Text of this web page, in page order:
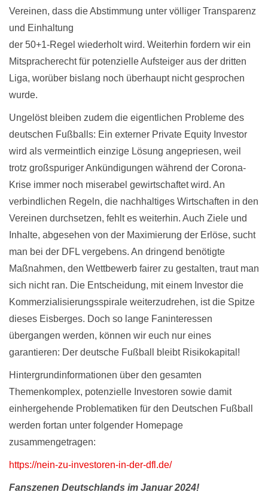
Vereinen, dass die Abstimmung unter völliger Transparenz
und Einhaltung
der 50+1-Regel wiederholt wird. Weiterhin fordern wir ein
Mitspracherecht für potenzielle Aufsteiger aus der dritten
Liga, worüber bislang noch überhaupt nicht gesprochen
wurde.
Ungelöst bleiben zudem die eigentlichen Probleme des
deutschen Fußballs: Ein externer Private Equity Investor
wird als vermeintlich einzige Lösung angepriesen, weil
trotz großspuriger Ankündigungen während der Corona-
Krise immer noch miserabel gewirtschaftet wird. An
verbindlichen Regeln, die nachhaltiges Wirtschaften in den
Vereinen durchsetzen, fehlt es weiterhin. Auch Ziele und
Inhalte, abgesehen von der Maximierung der Erlöse, sucht
man bei der DFL vergebens. An dringend benötigte
Maßnahmen, den Wettbewerb fairer zu gestalten, traut man
sich nicht ran. Die Entscheidung, mit einem Investor die
Kommerzialisierungsspirale weiterzudrehen, ist die Spitze
dieses Eisberges. Doch so lange Faninteressen
übergangen werden, können wir euch nur eines
garantieren: Der deutsche Fußball bleibt Risikokapital!
Hintergrundinformationen über den gesamten
Themenkomplex, potenzielle Investoren sowie damit
einhergehende Problematiken für den Deutschen Fußball
werden fortan unter folgender Homepage
zusammengetragen:
https://nein-zu-investoren-in-der-dfl.de/
Fanszenen Deutschlands im Januar 2024!